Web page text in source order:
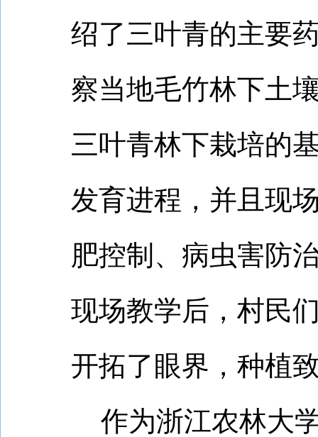
绍了三叶青的主要
察当地毛竹林下土
三叶青林下栽培的
发育进程，并且现
肥控制、病虫害防
现场教学后，村民
开拓了眼界，种植
作为浙江农林大